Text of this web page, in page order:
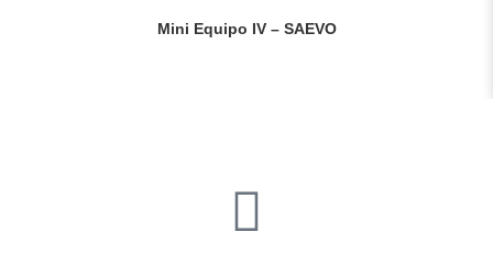
Mini Equipo IV – SAEVO